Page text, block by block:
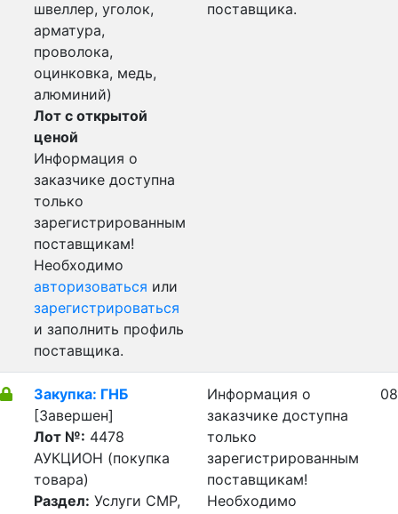
швеллер, уголок,
арматура,
проволока,
оцинковка, медь,
алюминий)
Лот с открытой
ценой
Информация о
заказчике доступна
только
зарегистрированным
поставщикам!
Необходимо
авторизоваться или
зарегистрироваться
и заполнить профиль
поставщика.
поставщика.
Закупка: ГНБ
[Завершен]
Лот №: 4478
АУКЦИОН (покупка
товара)
Раздел: Услуги СМР,
Информация о
заказчике доступна
только
зарегистрированным
поставщикам!
Необходимо